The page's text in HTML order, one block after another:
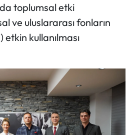
toplumsal etki
ve uluslararası fonların
etkin kullanılması